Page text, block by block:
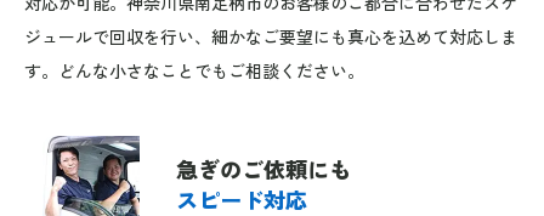
ジュールで回収を行い、細かなご要望にも真心を込めて対応しま
す。どんな小さなことでもご相談ください。
急ぎのご依頼にも
スピード対応